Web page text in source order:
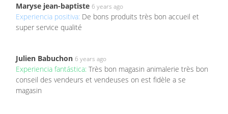
Maryse jean-baptiste 6 years ago
Experiencia positiva: De bons produits très bon accueil et
super service qualité
Julien Babuchon 6 years ago
Experiencia fantástica: Très bon magasin animalerie très bon
conseil des vendeurs et vendeuses on est fidèle a se
magasin